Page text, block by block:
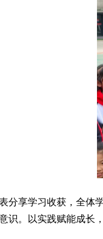
分享学习收获，全体
识。以实践赋能成长